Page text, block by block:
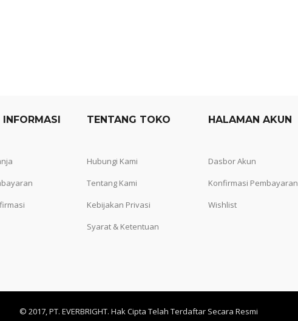
INFORMASI TENTANG TOKO
Hubungi Kami
Tentang Kami
Kebijakan Privasi
Syarat & Ketentuan
HALAMAN AKUN
Dasbor Akun
Konfirmasi Pembayaran
Wishlist
© 2017, PT. EVERBRIGHT. Hak Cipta Telah Terdaftar Secara Resmi